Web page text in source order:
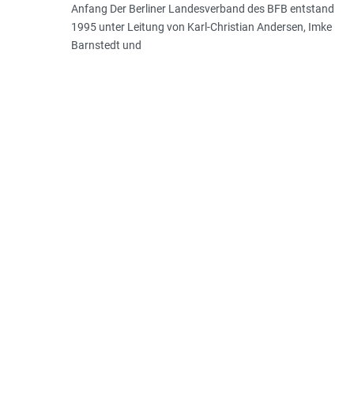
Anfang Der Berliner Landesverband des BFB entstand
1995 unter Leitung von Karl-Christian Andersen, Imke
Barnstedt und